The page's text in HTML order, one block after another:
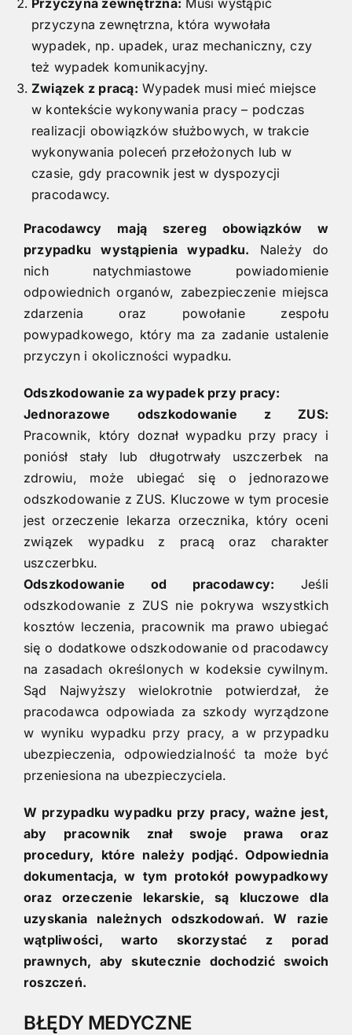
przyczyna zewnętrzna, która wywołała
wypadek, np. upadek, uraz mechaniczny, czy
też wypadek komunikacyjny.
Związek z pracą: Wypadek musi mieć miejsce
w kontekście wykonywania pracy – podczas
realizacji obowiązków służbowych, w trakcie
wykonywania poleceń przełożonych lub w
czasie, gdy pracownik jest w dyspozycji
pracodawcy.
Pracodawcy mają szereg obowiązków w
przypadku wystąpienia wypadku. Należy do
nich natychmiastowe powiadomienie
odpowiednich organów, zabezpieczenie miejsca
zdarzenia oraz powołanie zespołu
powypadkowego, który ma za zadanie ustalenie
przyczyn i okoliczności wypadku.
Odszkodowanie za wypadek przy pracy:
Jednorazowe odszkodowanie z ZUS:
Pracownik, który doznał wypadku przy pracy i
poniósł stały lub długotrwały uszczerbek na
zdrowiu, może ubiegać się o jednorazowe
odszkodowanie z ZUS. Kluczowe w tym procesie
jest orzeczenie lekarza orzecznika, który oceni
związek wypadku z pracą oraz charakter
uszczerbku.
Odszkodowanie od pracodawcy: Jeśli
odszkodowanie z ZUS nie pokrywa wszystkich
kosztów leczenia, pracownik ma prawo ubiegać
się o dodatkowe odszkodowanie od pracodawcy
na zasadach określonych w kodeksie cywilnym.
Sąd Najwyższy wielokrotnie potwierdzał, że
pracodawca odpowiada za szkody wyrządzone
w wyniku wypadku przy pracy, a w przypadku
ubezpieczenia, odpowiedzialność ta może być
przeniesiona na ubezpieczyciela.
W przypadku wypadku przy pracy, ważne jest,
aby pracownik znał swoje prawa oraz
procedury, które należy podjąć. Odpowiednia
dokumentacja, w tym protokół powypadkowy
oraz orzeczenie lekarskie, są kluczowe dla
uzyskania należnych odszkodowań. W razie
wątpliwości, warto skorzystać z porad
prawnych, aby skutecznie dochodzić swoich
roszczeń.
BŁĘDY MEDYCZNE